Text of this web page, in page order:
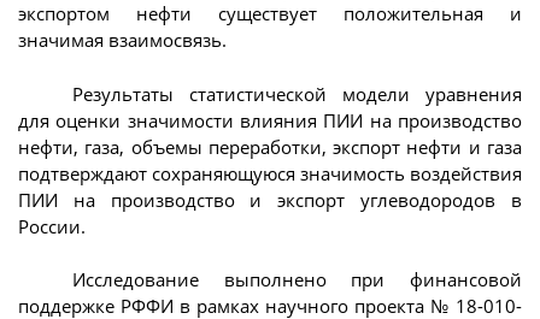
экспортом нефти существует положительная и
значимая взаимосвязь.
Результаты статистической модели уравнения
для оценки значимости влияния ПИИ на производство
нефти, газа, объемы переработки, экспорт нефти и газа
подтверждают сохраняющуюся значимость воздействия
ПИИ на производство и экспорт углеводородов в
России.
Исследование выполнено при финансовой
поддержке РФФИ в рамках научного проекта № 18-010-